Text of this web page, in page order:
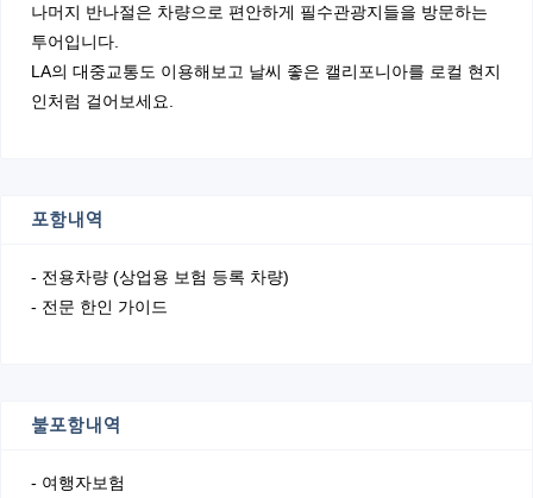
나머지 반나절은 차량으로 편안하게 필수관광지들을 방문하는
투어입니다.
LA의 대중교통도 이용해보고 날씨 좋은 캘리포니아를 로컬 현지
인처럼 걸어보세요.
포함내역
- 전용차량 (상업용 보험 등록 차량)
- 전문 한인 가이드
불포함내역
- 여행자보험